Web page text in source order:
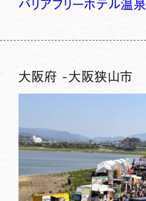
バリアフリーホテル温泉
大阪府 -大阪狭山市